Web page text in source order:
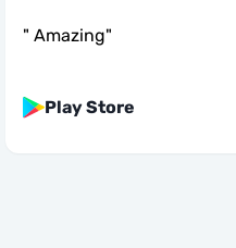
" Amazing"
Play Store